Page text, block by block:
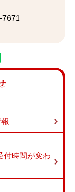
7671
付時間が変わ